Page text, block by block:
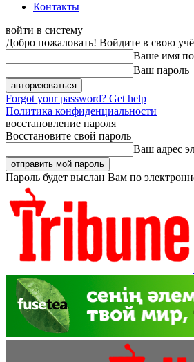
Контакты
войти в систему
Добро пожаловать! Войдите в свою
Ваше имя
Ваш пароль
Forgot your password? Get help
Политика конфиденциальности
восстановление пароля
Восстановите свой пароль
Ваш адрес
Пароль будет выслан Вам по